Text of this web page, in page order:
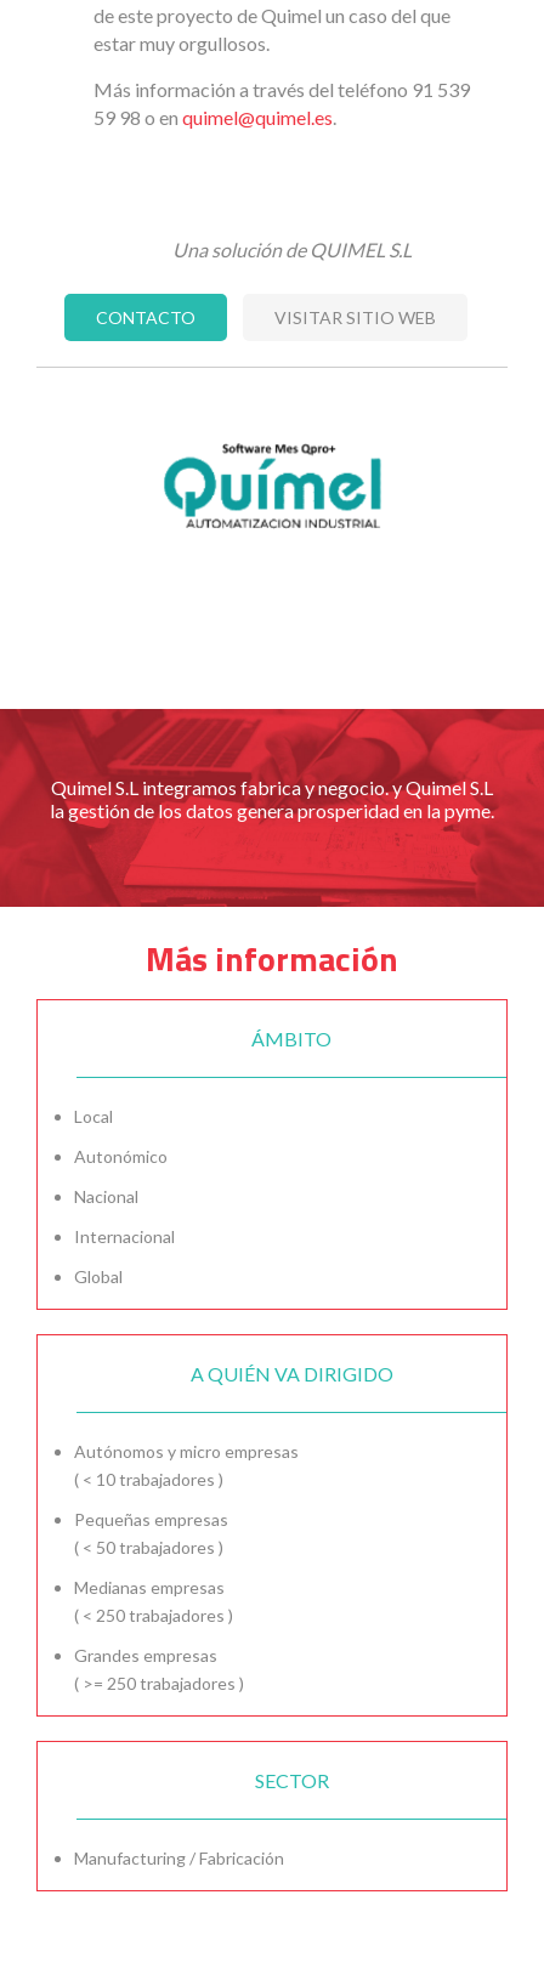
de este proyecto de Quimel un caso del que
estar muy orgullosos.
Más información a través del teléfono 91 539
59 98 o en quimel@quimel.es
Una solución de QUIMEL S.L
CONTACTO VISITAR SITIO WEB
Quimel S.L integramos fabrica y negocio. y Quimel S.L
la gestión de los datos genera prosperidad en la pyme.
Más información
ÁMBITO
Local
Autonómico
Nacional
Internacional
Global
A QUIÉN VA DIRIGIDO
Autónomos y micro empresas
( < 10 trabajadores )
Pequeñas empresas
( < 50 trabajadores )
Medianas empresas
( < 250 trabajadores )
Grandes empresas
( >= 250 trabajadores )
SECTOR
Manufacturing / Fabricación